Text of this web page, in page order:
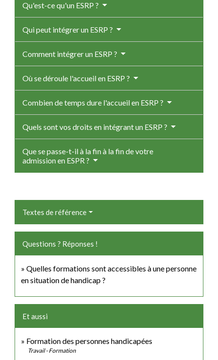
Qu'est-ce qu'un ESRP ?
Qui peut intégrer un ESRP ?
Comment intégrer un ESRP ?
Où se déroule l'accueil en ESRP ?
Combien de temps dure l'accueil en ESRP ?
Quels sont vos droits en intégrant un ESRP ?
Que se passe-t-il à la fin à la fin de votre
admission en ESPR ?
Textes de référence
Questions ? Réponses !
Quelles formations sont accessibles à une personne
en situation de handicap ?
Et aussi
Formation des personnes handicapées
Travail - Formation